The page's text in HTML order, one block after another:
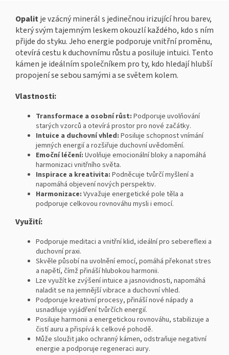
Opalitje vzácný minerál s jedinečnou irizující hrou barev,
který svým tajemným leskem okouzlí každého, kdo s ním
přijde do styku. Jeho energie podporuje vnitřní proměnu,
otevírá cestu k duchovnímu růstu a posiluje intuici. Tento
kámen je ideálním společníkem pro ty, kdo hledají hlubší
propojení se sebou samými a se světem kolem.
Vlastnosti:
Transformace a osobní růst: Podporuje uvolňování
starých vzorců a otevírá prostor pro nové začátky.
Intuice a duchovní vhled: Posiluje schopnost vnímání
jemných energií a rozšiřuje duchovní uvědomění.
Emoční léčení: Uvolňuje emocionální bloky a napomáhá
harmonizaci vnitřního světa.
Inspirace a kreativita: Podněcuje tvůrčí myšlení a
napomáhá objevení nových perspektiv.
Harmonizace: Vyvažuje energetické pole těla a
podporuje celkovou rovnováhu mysli i emocí.
Využití:
Podporuje meditaci a vnitřní klid, ideální pro sebereflexi a
duchovní praxi.
Skvěle působí na uvolnění emocí, pomáhá překonat stres
a napětí, čímž přináší hlubokou harmonii.
Lze využít ke zvýšení intuice a jasnovidnosti, napomáhá
naladit se na jemnější vibrace a duchovní vhled.
Podporuje kreativní procesy, přináší nové nápady a
usnadňuje vyjádření tvůrčích energií.
Posiluje harmonii a energetickou rovnováhu, stabilizuje a
čistí auru a přispívá k celkové pohodě.
Může sloužit jako ochranný kámen, odstraňuje negativní
energie a podporuje regeneraci aury.